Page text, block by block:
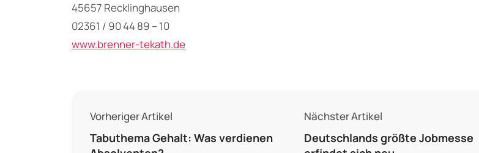
45657 Recklinghausen
02361 / 90 44 89 – 10
www.brenner-tekath.de
Vorheriger Artikel
Tabuthema Gehalt: Was verdienen
Nächster Artikel
Deutschlands größte Jobmesse